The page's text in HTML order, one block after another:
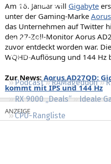
Neue Beiträge
Neueste Aktivitäten
Leserartikel
Regeln
Podcast RAMageddon
RX 9000 „Deals“
Ideale
CPU-Rangliste
Am 16. Januar will Gigabyte
unter der Gaming-Marke Aorus
das Unternehmen auf Twitter
den 27-Zoll-Monitor Aorus
zuvor entdeckt worden war.
WQHD-Auflösung und 144 Hz
Zur News: Aorus AD27QD:
kommt mit IPS und 144 Hz